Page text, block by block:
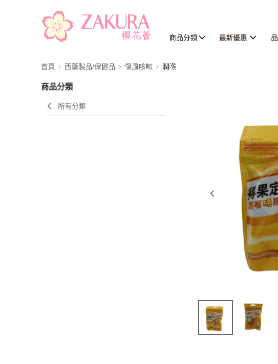
商品分類 最新優惠
首頁 西藥製品/保健品 傷風咳嗽 潤喉
商品分類
所有分類